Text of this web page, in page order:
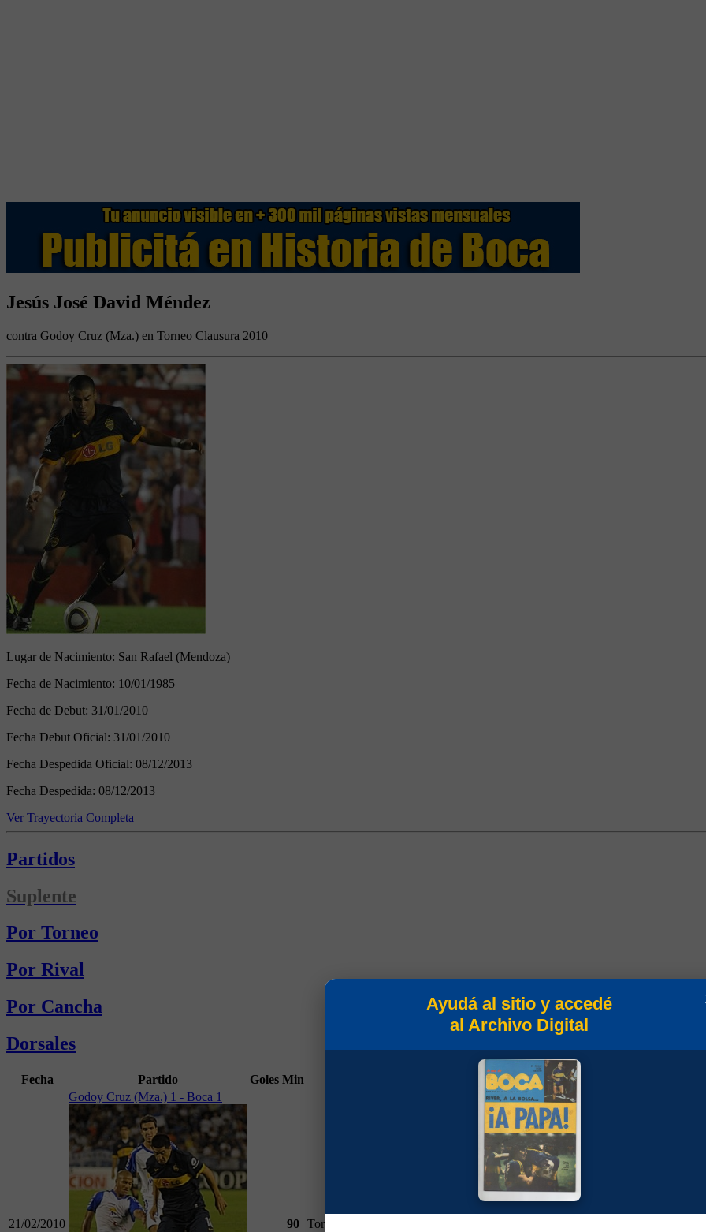
Jesús José David Méndez
contra Godoy Cruz (Mza.) en Torneo Clausura 2010
Lugar de Nacimiento: San Rafael (Mendoza)
Fecha de Nacimiento: 10/01/1985
Fecha de Debut: 31/01/2010
Fecha Debut Oficial: 31/01/2010
Fecha Despedida Oficial: 08/12/2013
Fecha Despedida: 08/12/2013
Ver Trayectoria Completa
Partidos
Suplente
Por Torneo
Por Rival
Por Cancha
Dorsales
Fecha Partido Goles Min
21/02/2010
Godoy Cruz (Mza.) 1 - Boca 1
90 Torneo Clausura 2010
Ayudá al sitio y accedé
al Archivo Digital